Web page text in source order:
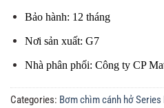
Bảo hành: 12 tháng
Nơi sản xuất: G7
Nhà phân phối: Công ty CP
Categories: Bơm chìm cánh hở Series